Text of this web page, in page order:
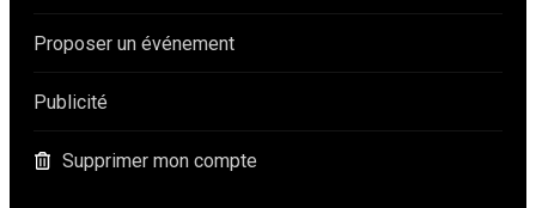
Proposer un événement
Publicité
Supprimer mon compte